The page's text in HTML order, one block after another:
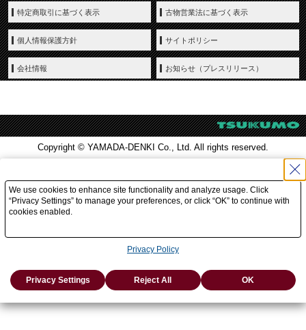
特定商取引に基づく表示 古物営業法に基づく表示
個人情報保護方針 サイトポリシー
会社情報 お知らせ（プレスリリース）
Copyright © YAMADA-DENKI Co., Ltd. All rights reserved.
We use cookies to enhance site functionality and analyze usage. Click
“Privacy Settings” to manage your preferences, or click “OK” to continue with
cookies enabled.
Privacy Policy
Privacy Settings Reject All OK